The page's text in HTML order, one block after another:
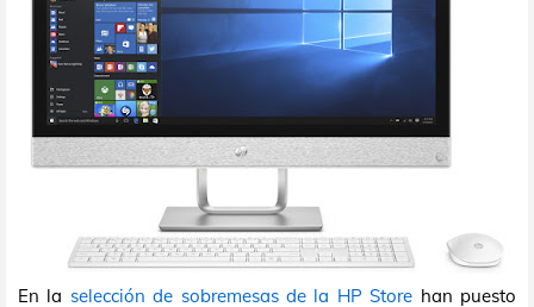
En la selección de sobremesas de la HP Store han puesto